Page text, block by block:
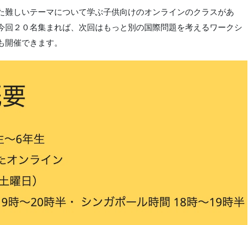
難しいテーマについて学ぶ子供向けのオンラインのクラスがあ
回２０名集まれば、次回はもっと別の国際問題を考えるワークシ
開催できます。